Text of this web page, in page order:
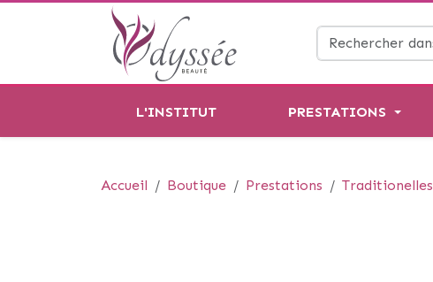
L'INSTITUT PRESTATIONS
Accueil Boutique Prestations Traditionelles